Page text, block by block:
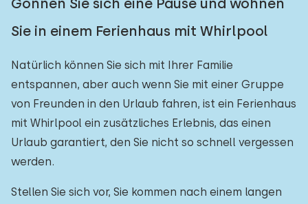
Gönnen Sie sich eine Pause und wohnen
Sie in einem Ferienhaus mit Whirlpool
Natürlich können Sie sich mit Ihrer Familie
entspannen, aber auch wenn Sie mit einer Gruppe
von Freunden in den Urlaub fahren, ist ein Ferienhaus
mit Whirlpool ein zusätzliches Erlebnis, das einen
Urlaub garantiert, den Sie nicht so schnell vergessen
werden.
Stellen Sie sich vor, Sie kommen nach einem langen